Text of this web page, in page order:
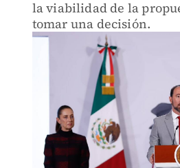
la viabilidad de la
tomar una decisión.